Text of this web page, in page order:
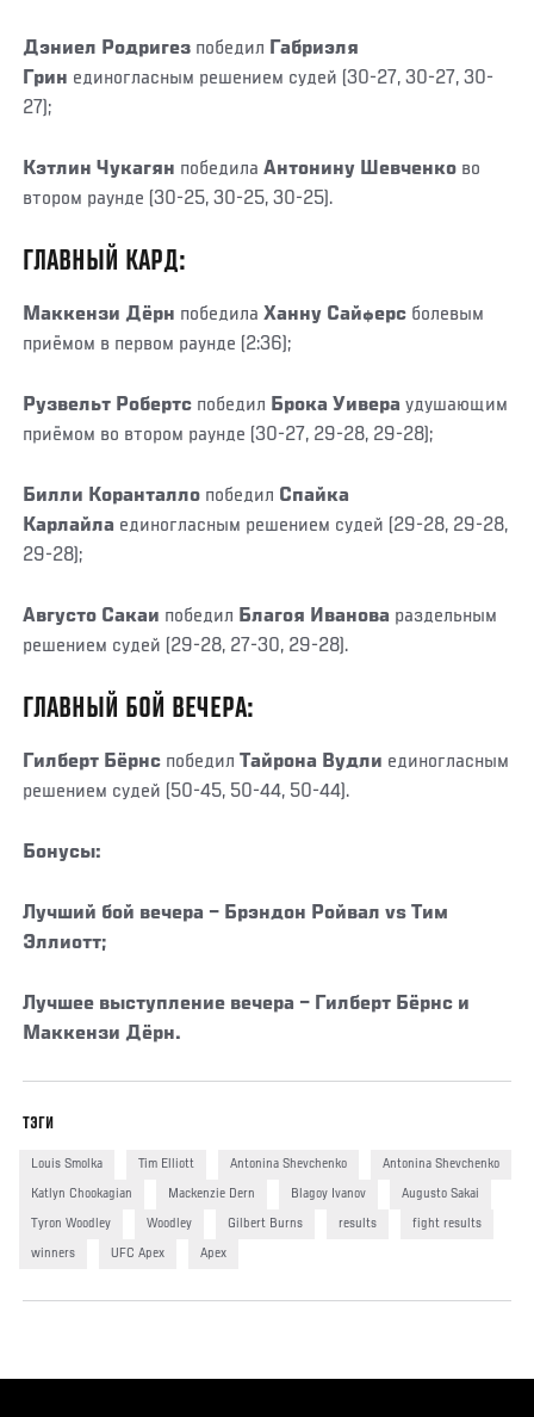
Дэниел Родригез победил Габриэля
Грин единогласным решением судей (30-27, 30-27, 30-
27);
Кэтлин Чукагян победилаАнтонину Шевченко во
втором раунде (30-25, 30-25, 30-25).
ГЛАВНЫЙ КАРД:
Маккензи Дёрн победила Ханну Сайферс болевым
приёмом в первом раунде (2:36);
Рузвельт Робертс победил Брока Уивера удушающим
приёмом во втором раунде (30-27, 29-28, 29-28);
Билли Коранталло победил Спайка
Карлайла единогласным решением судей (29-28, 29-28,
29-28);
Августо Сакаи победил Благоя Иванова раздельным
решением судей (29-28, 27-30, 29-28).
ГЛАВНЫЙ БОЙ ВЕЧЕРА:
Гилберт Бёрнс победилТайрона Вудли единогласным
решением судей (50-45, 50-44, 50-44).
Бонусы:
Лучший бой вечера – Брэндон Ройвал vs Тим
Эллиотт;
Лучшее выступление вечера – Гилберт Бёрнс и
Маккензи Дёрн.
ТЭГИ
Louis Smolka Tim Elliott Antonina Shevchenko Antonina Shevchenko
Katlyn Chookagian Mackenzie Dern Blagoy Ivanov Augusto Sakai
Tyron Woodley Woodley Gilbert Burns results fight results
winners UFC Apex Apex